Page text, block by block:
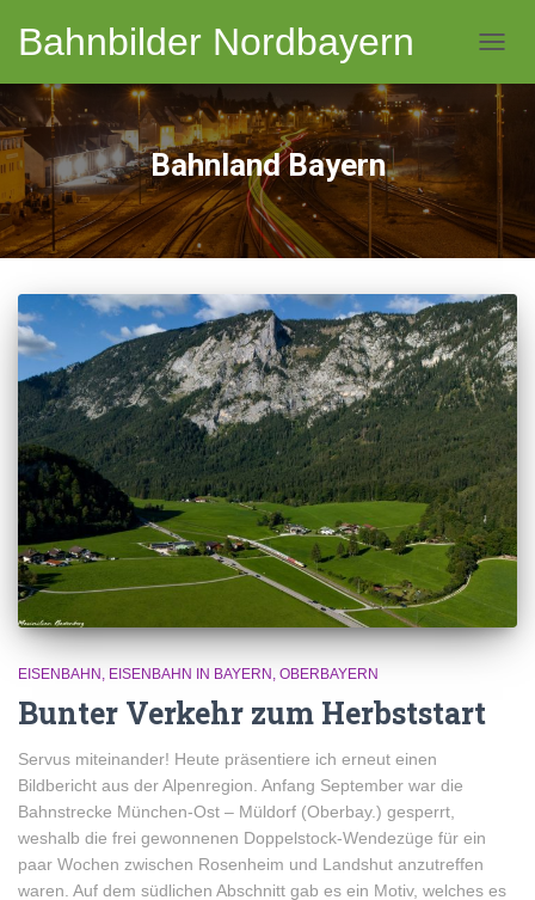
Bahnbilder Nordbayern
Bahnland Bayern
EISENBAHN EISENBAHN IN BAYERN OBERBAYERN
Bunter Verkehr zum Herbststart
Servus miteinander! Heute präsentiere ich erneut einen
Bildbericht aus der Alpenregion. Anfang September war die
Bahnstrecke München-Ost – Müldorf (Oberbay.) gesperrt,
weshalb die frei gewonnenen Doppelstock-Wendezüge für ein
paar Wochen zwischen Rosenheim und Landshut anzutreffen
waren. Auf dem südlichen Abschnitt gab es ein Motiv, welches es